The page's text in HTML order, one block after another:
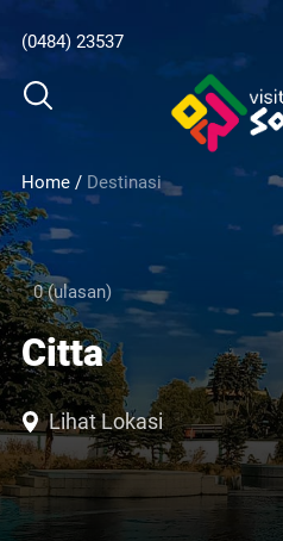
(0484) 23537
Home / Destinasi
0 (ulasan)
Citta
Lihat Lokasi